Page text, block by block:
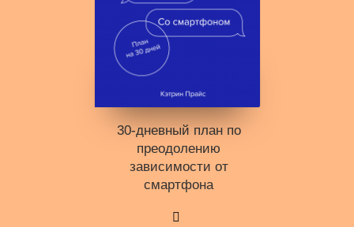
30-дневный план по
преодолению
зависимости от
смартфона